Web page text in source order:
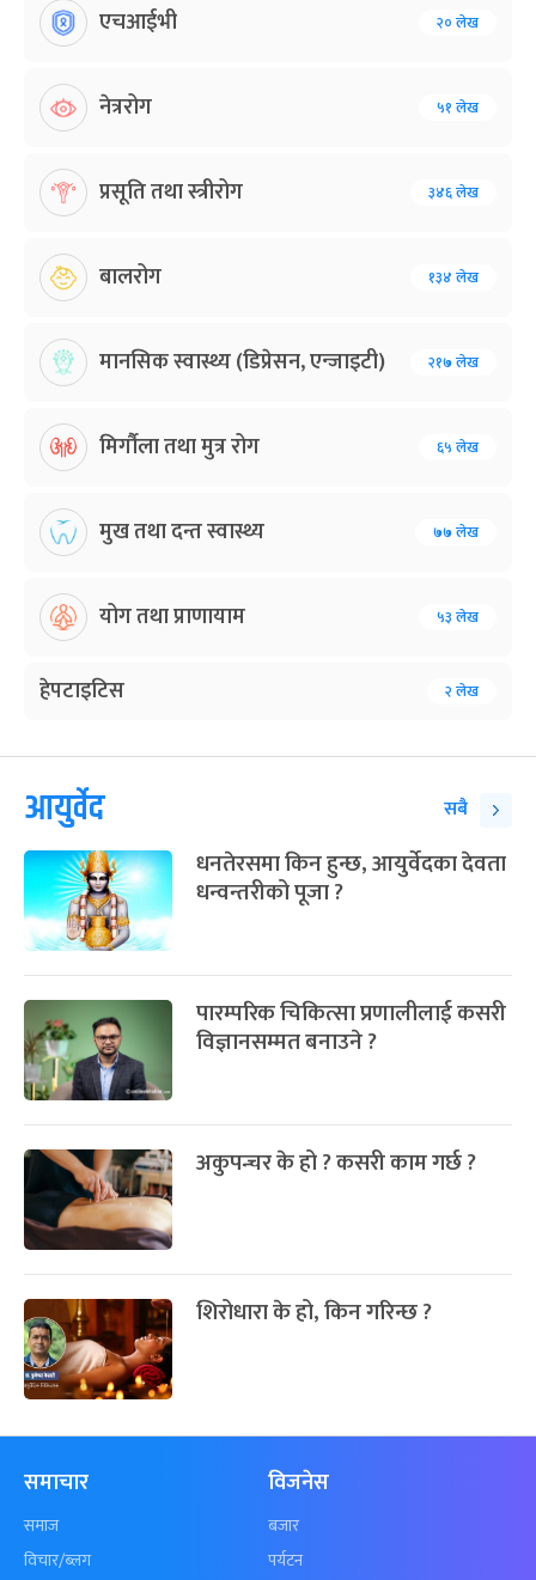
एचआईभी २० लेख
नेत्ररोग ५१ लेख
प्रसूति तथा स्त्रीरोग ३४६ लेख
बालरोग १३४ लेख
मानसिक स्वास्थ्य (डिप्रेसन, एन्जाइटी) २१७ लेख
मिर्गौला तथा मुत्र रोग ६५ लेख
मुख तथा दन्त स्वास्थ्य ७७ लेख
योग तथा प्राणायाम ५३ लेख
हेपटाइटिस २ लेख
आयुर्वेद सबै
धनतेरसमा किन हुन्छ, आयुर्वेदका देवता
धन्वन्तरीको पूजा ?
पारम्परिक चिकित्सा प्रणालीलाई कसरी
विज्ञानसम्मत बनाउने ?
अकुपन्चर के हो ? कसरी काम गर्छ ?
शिरोधारा के हो, किन गरिन्छ ?
समाचार
समाज
विचार/ब्लग
विजनेस
बजार
पर्यटन